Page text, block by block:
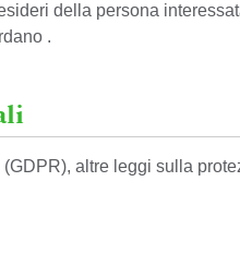
della persona
.
altre leggi sulla